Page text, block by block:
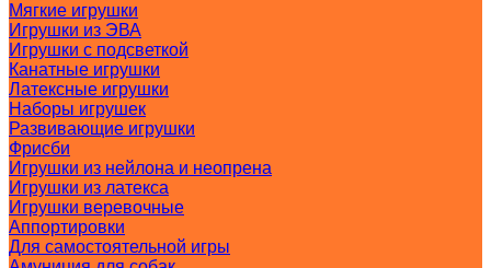
Мягкие игрушки
Игрушки из ЭВА
Игрушки с подсветкой
Канатные игрушки
Латексные игрушки
Наборы игрушек
Развивающие игрушки
Фрисби
Игрушки из нейлона и неопрена
Игрушки из латекса
Игрушки веревочные
Аппортировки
Для самостоятельной игры